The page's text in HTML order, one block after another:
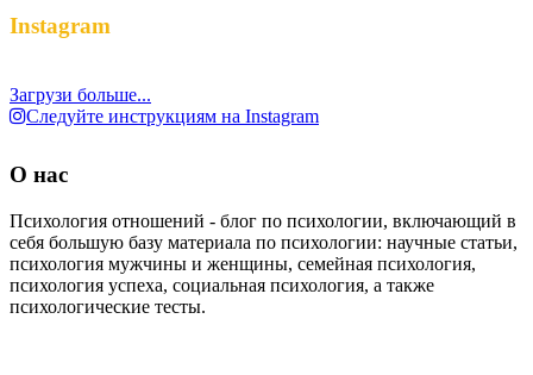
Instagram
Загрузи больше...
Следуйте инструкциям на Instagram
О нас
Психология отношений - блог по психологии, включающий в
себя большую базу материала по психологии: научные статьи,
психология мужчины и женщины, семейная психология,
психология успеха, социальная психология, а также
психологические тесты.